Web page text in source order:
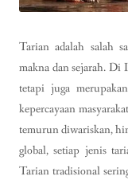
Tarian adalah salah
makna dan sejarah. Di
tetapi juga
kepercayaan
temurun diwariskan,
global, setiap jenis
Tarian tradisional